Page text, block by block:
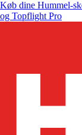
Køb dine Hummel-
og Topflight Pro